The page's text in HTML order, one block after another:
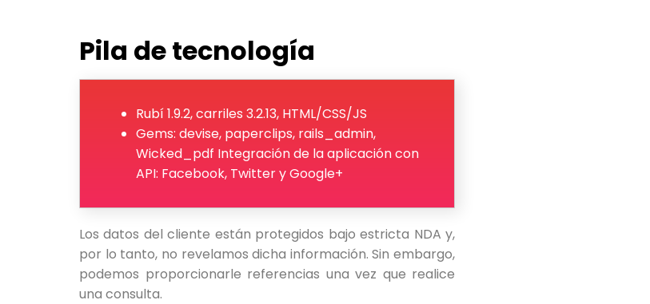
Pila de tecnología
Rubí 1.9.2, carriles 3.2.13, HTML/CSS/JS
Gems: devise, paperclips, rails_admin,
Wicked_pdf Integración de la aplicación con
API: Facebook, Twitter y Google+
Los datos del cliente están protegidos bajo estricta NDA y,
por lo tanto, no revelamos dicha información. Sin embargo,
podemos proporcionarle referencias una vez que realice
una consulta.